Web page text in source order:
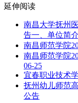
延伸阅读
南昌大学抚州
告一、单位简
南昌师范学院
南昌师范学院
06-25
宜春职业技术
抚州幼儿师范
公告